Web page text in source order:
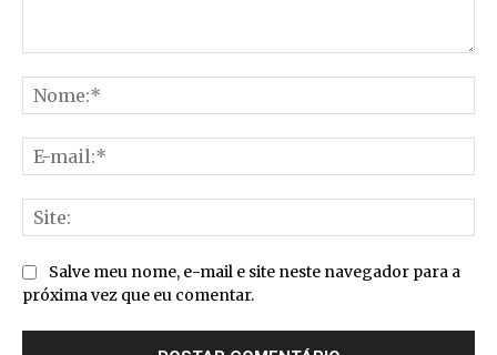
Salve meu nome, e-mail e site neste navegador para a
próxima vez que eu comentar.